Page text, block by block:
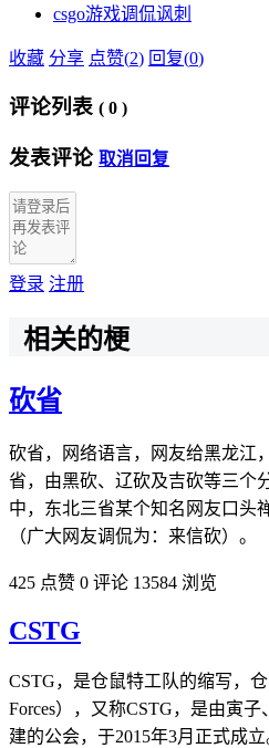
csgo游戏调侃讽刺
收藏 分享 点赞(2) 回复(0)
评论列表 ( 0 )
发表评论 取消回复
登录 注册
相关的梗
砍省
砍省，网络语言，网友给黑龙江
省，由黑砍、辽砍及吉砍等三个
中，东北三省某个知名网友口头
（广大网友调侃为：来信砍）。
425 点赞 0 评论 13584 浏览
CSTG
CSTG，是仓鼠特工队的缩写，
Forces），又称CSTG，是由寅
建的公会，于2015年3月正式成立